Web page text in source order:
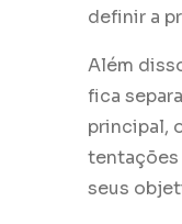
definir a
Além
fica
principal,
tentações
seus